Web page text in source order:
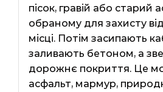
пісок, гравій або старий
обраному для захисту
місці. Потім засипають
заливають бетоном, а
дорожнє покриття. Це
асфальт, мармур,